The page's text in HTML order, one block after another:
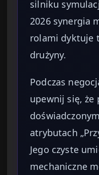
silniku
2026 synergia
rolami dyktuje
drużyny.
Podczas
upewnij się, że
atrybutach
Jego czyste
mechaniczne